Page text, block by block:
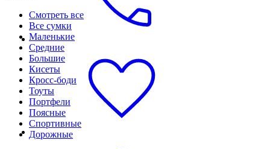
Смотреть все
Все сумки
Маленькие
Средние
Большие
Кисеты
Кросс-боди
Тоуты
Портфели
Поясные
Спортивные
Дорожные